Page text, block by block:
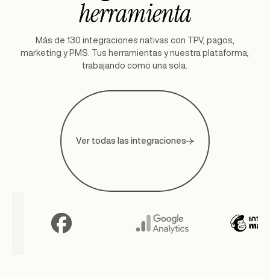
herramienta
Más de 130 integraciones nativas con TPV, pagos,
marketing y PMS. Tus herramientas y nuestra plataforma,
trabajando como una sola.
Ver todas las integraciones